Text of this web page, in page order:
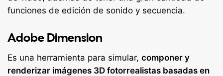
funciones de edición de sonido y secuencia.
Adobe Dimension
Es una herramienta para simular, componer y
renderizar imágenes 3D fotorrealistas basadas en